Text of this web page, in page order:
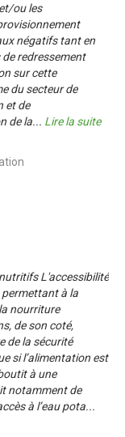
ou les
négatifs tant en
de redressement
sur cette
du secteur de
et de
de la... Lire la suite
L'accessibilité
permettant à la
nourriture
de son coté,
de la sécurité
si l’alimentation est
à une
notamment de
à l’eau pota...